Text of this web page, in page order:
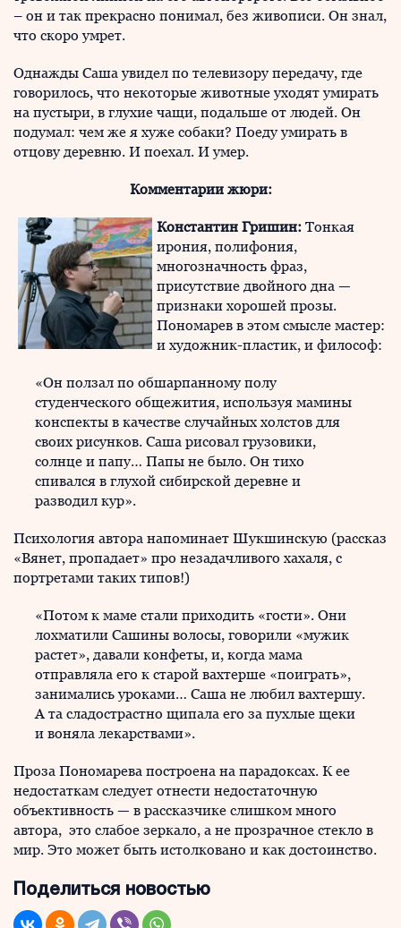
– он и так прекрасно понимал, без живописи. Он знал,
что скоро умрет.
Однажды Саша увидел по телевизору передачу, где
говорилось, что некоторые животные уходят умирать
на пустыри, в глухие чащи, подальше от людей. Он
подумал: чем же я хуже собаки? Поеду умирать в
отцову деревню. И поехал. И умер.
Комментарии жюри:
Константин Гришин: Тонкая
ирония, полифония,
многозначность фраз,
присутствие двойного дна —
признаки хорошей прозы.
Пономарев в этом смысле мастер:
и художник-пластик, и философ:
«Он ползал по обшарпанному полу
студенческого общежития, используя мамины
конспекты в качестве случайных холстов для
своих рисунков. Саша рисовал грузовики,
солнце и папу… Папы не было. Он тихо
спивался в глухой сибирской деревне и
разводил кур».
Психология автора напоминает Шукшинскую (рассказ
«Вянет, пропадает» про незадачливого хахаля, с
портретами таких типов!)
«Потом к маме стали приходить «гости». Они
лохматили Сашины волосы, говорили «мужик
растет», давали конфеты, и, когда мама
отправляла его к старой вахтерше «поиграть»,
занимались уроками… Саша не любил вахтершу.
А та сладострастно щипала его за пухлые щеки
и воняла лекарствами».
Проза Пономарева построена на парадоксах. К ее
недостаткам следует отнести недостаточную
объективность — в рассказчике слишком много
автора, это слабое зеркало, а не прозрачное стекло в
мир. Это может быть истолковано и как достоинство.
Поделиться новостью